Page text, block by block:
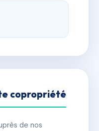
copropriété
de nos